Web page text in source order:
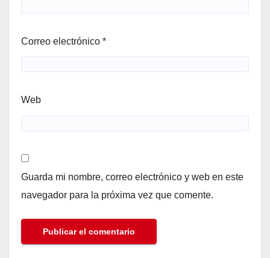
Correo electrónico *
Web
Guarda mi nombre, correo electrónico y web en este
navegador para la próxima vez que comente.